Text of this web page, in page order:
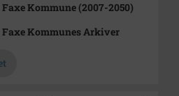
Faxe Kommune (2007-2050)
Faxe Kommunes Arkiver